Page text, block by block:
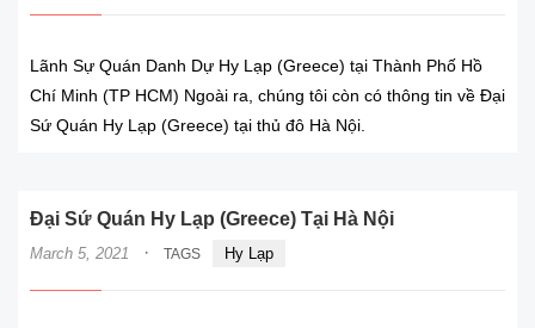
Lãnh Sự Quán Danh Dự Hy Lạp (Greece) tại Thành Phố Hồ
Chí Minh (TP HCM) Ngoài ra, chúng tôi còn có thông tin về Đại
Sứ Quán Hy Lạp (Greece) tại thủ đô Hà Nội.
Đại Sứ Quán Hy Lạp (Greece) Tại Hà Nội
March 5, 2021 · TAGS Hy Lạp